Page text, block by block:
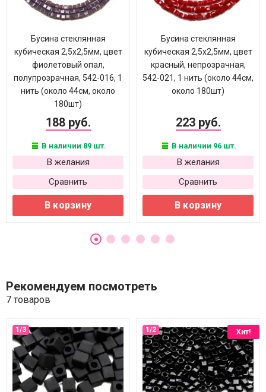
Бусина стеклянная
кубическая 2,5х2,5мм, цвет
фиолетовый опал,
полупрозрачная, 542-016, 1
нить (около 44см, около
180шт)
188 руб.
В наличии 89 шт.
В желания
Сравнить
В корзину
Бусина стеклянная
кубическая 2,5х2,5мм, цвет
красный, непрозрачная,
542-021, 1 нить (около 44см,
около 180шт)
223 руб.
В наличии 96 шт.
В желания
Сравнить
В корзину
Рекомендуем посмотреть
7 товаров
Хит!